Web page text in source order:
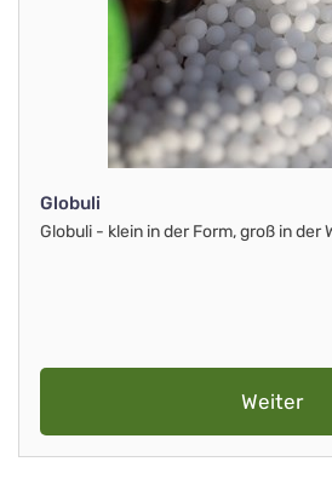
Globuli
Globuli - klein in der Form, groß in der
Weiter